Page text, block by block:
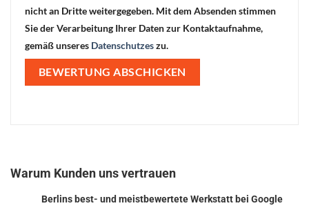
nicht an Dritte weitergegeben. Mit dem Absenden stimmen
Sie der Verarbeitung Ihrer Daten zur Kontaktaufnahme,
gemäß unseres Datenschutzeszu.
Warum Kunden uns vertrauen
Berlins best- und meistbewertete Werkstatt bei Google